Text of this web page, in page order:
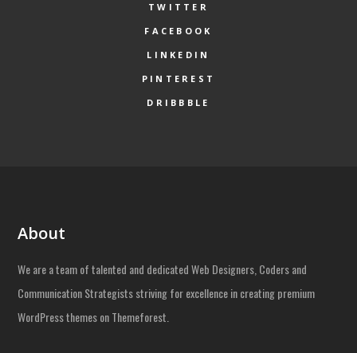
TWITTER
FACEBOOK
LINKEDIN
PINTEREST
DRIBBBLE
About
We are a team of talented and dedicated Web Designers, Coders and
Communication Strategists striving for excellence in creating premium
WordPress themes on Themeforest.